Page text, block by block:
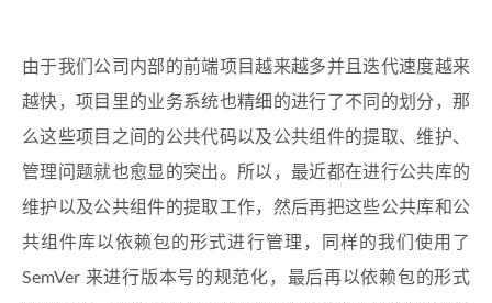
由于我们公司内部的前端项目越来越多并且迭代速度越来
越快，项目里的业务系统也精细的进行了不同的划分，那
么这些项目之间的公共代码以及公共组件的提取、维护、
管理问题就也愈显的突出。所以，最近都在进行公共库的
维护以及公共组件的提取工作，然后再把这些公共库和公
共组件库以依赖包的形式进行管理，同样的我们使用了
SemVer 来进行版本号的规范化，最后再以依赖包的形式